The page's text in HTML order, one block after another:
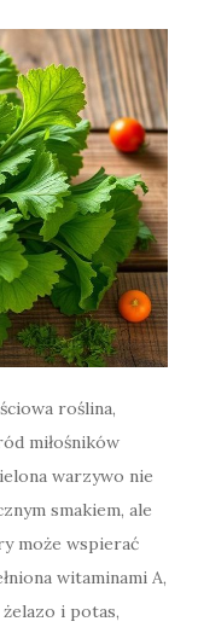
roślina,
miłośników
warzywo nie
smakiem, ale
może wspierać
witaminami A,
i potas,